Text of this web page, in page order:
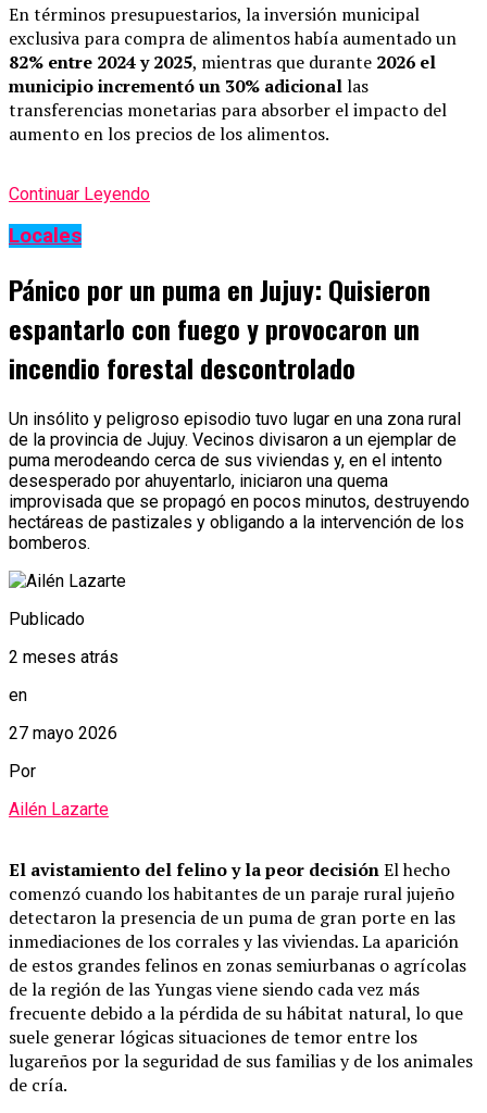
En términos presupuestarios, la inversión municipal
exclusiva para compra de alimentos había aumentado un
82% entre 2024 y 2025, mientras que durante 2026 el
municipio incrementó un 30% adicionallas
transferencias monetarias para absorber el impacto del
aumento en los precios de los alimentos.
Continuar Leyendo
Locales
Pánico por un puma en Jujuy: Quisieron
espantarlo con fuego y provocaron un
incendio forestal descontrolado
Un insólito y peligroso episodio tuvo lugar en una zona rural
de la provincia de Jujuy. Vecinos divisaron a un ejemplar de
puma merodeando cerca de sus viviendas y, en el intento
desesperado por ahuyentarlo, iniciaron una quema
improvisada que se propagó en pocos minutos, destruyendo
hectáreas de pastizales y obligando a la intervención de los
bomberos.
Publicado
2 meses atrás
en
27 mayo 2026
Por
Ailén Lazarte
El avistamiento del felino y la peor decisiónEl hecho
comenzó cuando los habitantes de un paraje rural jujeño
detectaron la presencia de un puma de gran porte en las
inmediaciones de los corrales y las viviendas. La aparición
de estos grandes felinos en zonas semiurbanas o agrícolas
de la región de las Yungas viene siendo cada vez más
frecuente debido a la pérdida de su hábitat natural, lo que
suele generar lógicas situaciones de temor entre los
lugareños por la seguridad de sus familias y de los animales
de cría.